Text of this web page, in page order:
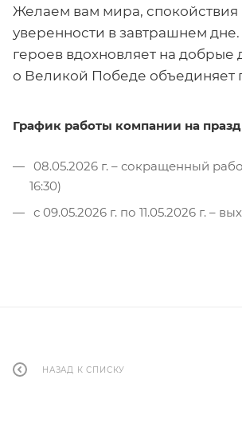
Желаем вам мира, спокойствия
уверенности в завтрашнем дне.
героев вдохновляет на добрые
о Великой Победе объединяет
График работы компании на
08.05.2026 г. – сокращенный
16:30)
с 09.05.2026 г. по 11.05.2026 г. –
НАЗАД К СПИСКУ